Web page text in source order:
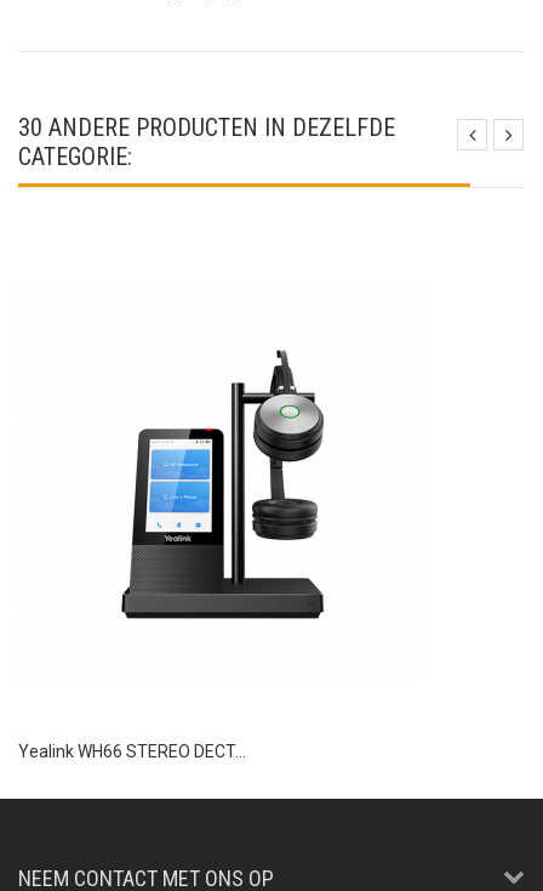
30 ANDERE PRODUCTEN IN DEZELFDE
CATEGORIE:
Yealink WH66 STEREO DECT...
NEEM CONTACT MET ONS OP